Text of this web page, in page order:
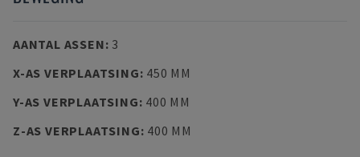
AANTAL ASSEN: 3
X-AS VERPLAATSING: 450 MM
Y-AS VERPLAATSING: 400 MM
Z-AS VERPLAATSING: 400 MM